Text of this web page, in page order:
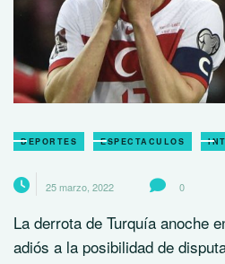
DEPORTES ESPECTACULOS
25 marzo, 2022 0
La derrota de Turquía anoche
adiós a la posibilidad de